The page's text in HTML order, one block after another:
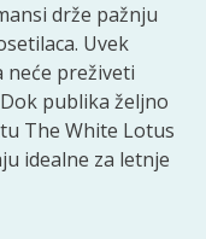
drže pažnju
Uvek
preživeti
publika željno
The White Lotus
idealne za letnje